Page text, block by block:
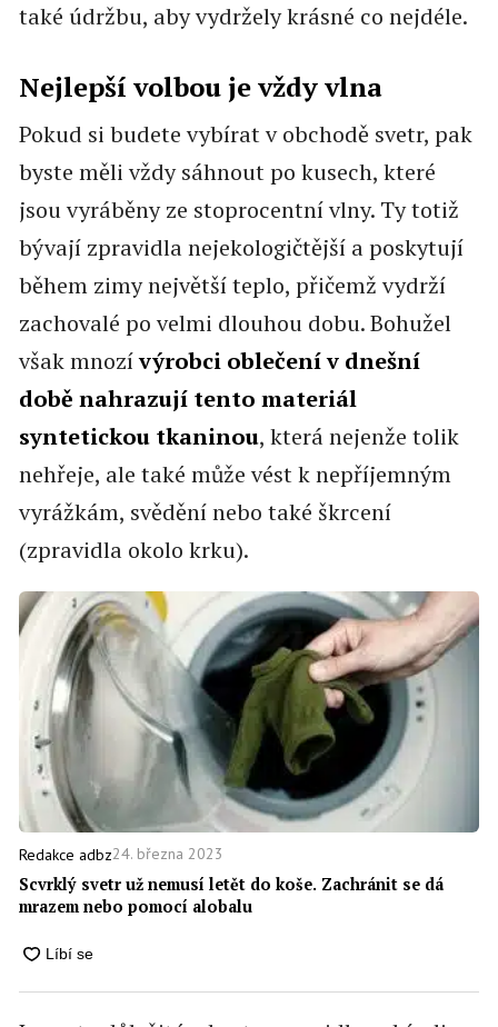
také údržbu, aby vydržely krásné co nejdéle.
Nejlepší volbou je vždy vlna
Pokud si budete vybírat v obchodě svetr, pak
byste měli vždy sáhnout po kusech, které
jsou vyráběny ze stoprocentní vlny. Ty totiž
bývají zpravidla nejekologičtější a poskytují
během zimy největší teplo, přičemž vydrží
zachovalé po velmi dlouhou dobu. Bohužel
však mnozívýrobci oblečení v dnešní
době nahrazují tento materiál
syntetickou tkaninou, která nejenže tolik
nehřeje, ale také může vést k nepříjemným
vyrážkám, svědění nebo také škrcení
(zpravidla okolo krku).
Redakce adbz24. března 2023
Scvrklý svetr už nemusí letět do koše. Zachránit se dá
mrazem nebo pomocí alobalu